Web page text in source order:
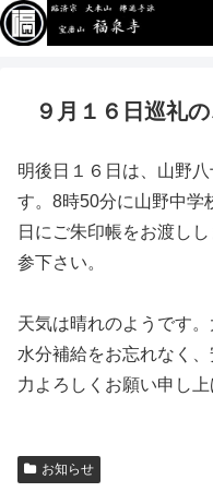
９月１６日巡礼
明後日１６日は、山野
す。8時50分に山野中学
日にご朱印帳をお渡し
参下さい。
天気は晴れのようです
水分補給をお忘れなく
力よろしくお願い申し上
お知らせ